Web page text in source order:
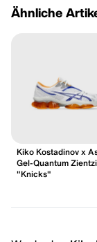
Ähnliche
Kiko Kostadinov x
Gel-Quantum
"Knicks"